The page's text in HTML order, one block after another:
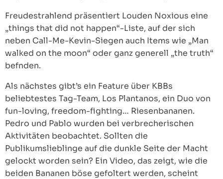
Freudestrahlend präsentiert Louden Noxious eine
„things that did not happen“-Liste, auf der sich
neben Call-Me-Kevin-Siegen auch Items wie „Man
walked on the moon“ oder ganz generell „the truth“
befnden.
Als nächstes gibt’s ein Feature über KBBs
beliebtestes Tag-Team, Los Plantanos, ein Duo von
fun-loving, freedom-fighting… Riesenbananen.
Pedro und Pablo wurden bei verbrecherischen
Aktivitäten beobachtet. Sollten die
Publikumslieblinge auf die dunkle Seite der Macht
gelockt worden sein? Ein Video, das zeigt, wie die
beiden Bananen böse gefoltert werden, scheint